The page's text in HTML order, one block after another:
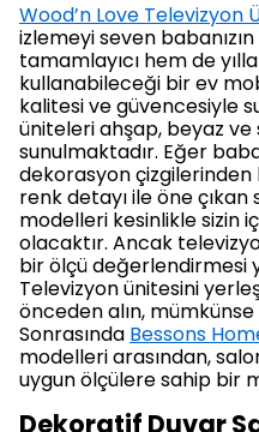
Wood’n Love Televizyon
izlemeyi seven
tamamlayıcı hem de
kullanabileceği bir ev
kalitesi ve güvencesiyle
üniteleri ahşap, beyaz
sunulmaktadır. Eğer
dekorasyon çizgilerinden
renk detayı ile öne
modelleri kesinlikle sizin
olacaktır. Ancak
bir ölçü değerlendirmesi
Televizyon ünitesini
önceden alın,
Sonrasında Bessons
modelleri arasından,
uygun ölçülere sahip bir
Dekoratif Duvar